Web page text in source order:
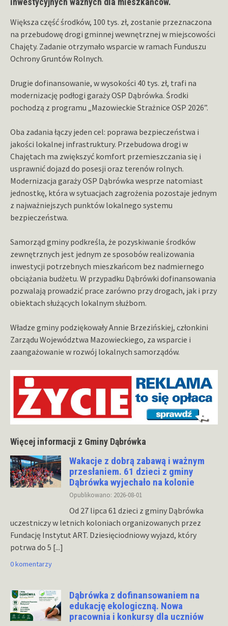
Większa część środków, 100 tys. zł, zostanie przeznaczona
na przebudowę drogi gminnej wewnętrznej w miejscowości
Chajęty. Zadanie otrzymało wsparcie w ramach Funduszu
Ochrony Gruntów Rolnych.
Drugie dofinansowanie, w wysokości 40 tys. zł, trafi na
modernizację podłogi garaży OSP Dąbrówka. Środki
pochodzą z programu „Mazowieckie Strażnice OSP 2026”.
Oba zadania łączy jeden cel: poprawa bezpieczeństwa i
jakości lokalnej infrastruktury. Przebudowa drogi w
Chajętach ma zwiększyć komfort przemieszczania się i
usprawnić dojazd do posesji oraz terenów rolnych.
Modernizacja garaży OSP Dąbrówka wesprze natomiast
jednostkę, która w sytuacjach zagrożenia pozostaje jednym
z najważniejszych punktów lokalnego systemu
bezpieczeństwa.
Samorząd gminy podkreśla, że pozyskiwanie środków
zewnętrznych jest jednym ze sposobów realizowania
inwestycji potrzebnych mieszkańcom bez nadmiernego
obciążania budżetu. W przypadku Dąbrówki dofinansowania
pozwalają prowadzić prace zarówno przy drogach, jak i przy
obiektach służących lokalnym służbom.
Władze gminy podziękowały Annie Brzezińskiej, członkini
Zarządu Województwa Mazowieckiego, za wsparcie i
zaangażowanie w rozwój lokalnych samorządów.
Więcej informacji z Gminy Dąbrówka
Wakacje z dobrą zabawą i ważnym
przesłaniem. 61 dzieci z gminy
Dąbrówka wyjechało na kolonie
Opublikowano: 2026-08-01
Od 27 lipca 61 dzieci z gminy Dąbrówka
uczestniczy w letnich koloniach organizowanych przez
Fundację Instytut ART. Dziesięciodniowy wyjazd, który
potrwa do 5 [...]
0 komentarzy
Dąbrówka z dofinansowaniem na
edukację ekologiczną. Nowa
pracownia i konkursy dla uczniów